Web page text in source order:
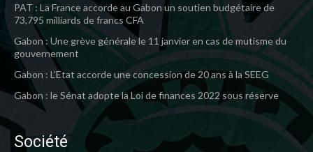
PAT : La France accorde au Gabon un soutien budgétaire de
73,795 milliards de francs CFA
Gabon : Une grève générale le 11 janvier en cas de mutisme du
gouvernement
Gabon : L’Etat accorde une concession de 20 ans à la SEEG
Gabon : le Sénat adopte la Loi de finances 2022 sous réserve
Société